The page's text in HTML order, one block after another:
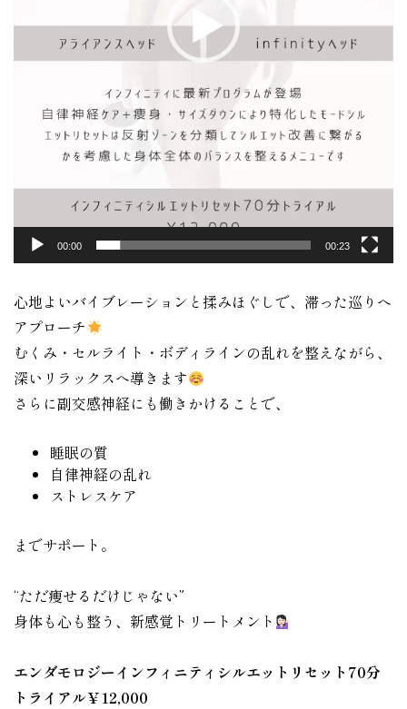
00:00 00:23
心地よいバイブレーションと揉みほぐしで、滞った巡りへ
アプローチ
むくみ・セルライト・ボディラインの乱れを整えながら、
深いリラックスへ導きます
さらに副交感神経にも働きかけることで、
睡眠の質
自律神経の乱れ
ストレスケア
までサポート。
“ただ痩せるだけじゃない”
身体も心も整う、新感覚トリートメント
エンダモロジーインフィニティシルエットリセット70分
トライアル￥12,000